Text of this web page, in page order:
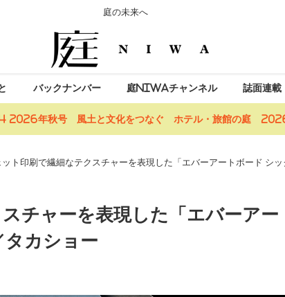
庭の未来へ
バックナンバー 庭NIWAチャンネル 誌面連載
年秋号 風土と文化をつなぐ ホテル・旅館の庭 2026
ット印刷で繊細なテクスチャーを表現した「エバーアートボード シッ
チャーを表現した「エバーアー
タカショー